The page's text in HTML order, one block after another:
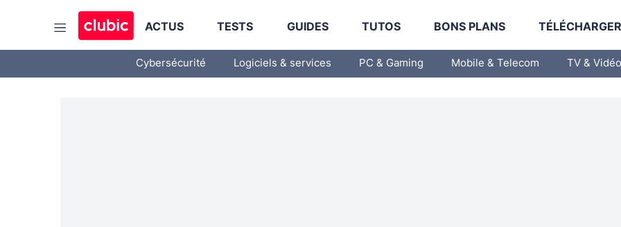
ACTUS TESTS GUIDES TUTOS BONS PLANS
Cybersécurité Logiciels & services PC & Gaming Mobile & Telecom TV & Vidéo